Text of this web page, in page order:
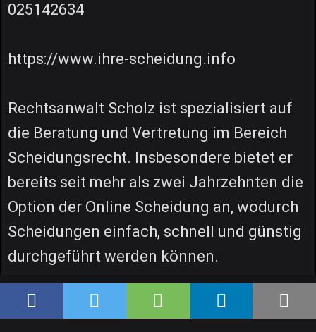
025142634
https://www.ihre-scheidung.info
Rechtsanwalt Scholz ist spezialisiert auf
die Beratung und Vertretung im Bereich
Scheidungsrecht. Insbesondere bietet er
bereits seit mehr als zwei Jahrzehnten die
Option der Online Scheidung an, wodurch
Scheidungen einfach, schnell und günstig
durchgeführt werden können.